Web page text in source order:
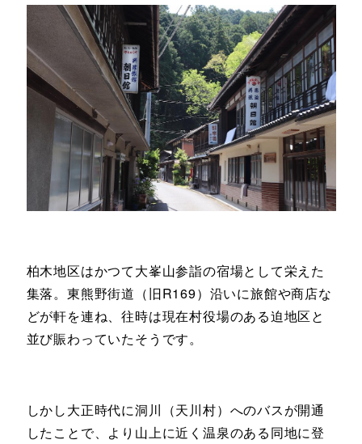
柏木地区はかつて大峯山参詣の宿場として栄えた
集落。東熊野街道（旧R169）沿いに旅館や商店な
どが軒を連ね、往時は現在村役場のある迫地区と
並び賑わっていたそうです。
しかし大正時代に洞川（天川村）へのバスが開通
したことで、より山上に近く温泉のある同地に登